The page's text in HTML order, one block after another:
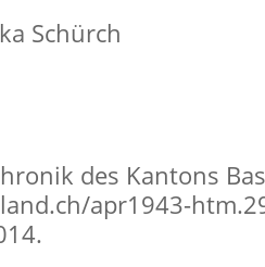
Schürch
des Kantons
apr1943-